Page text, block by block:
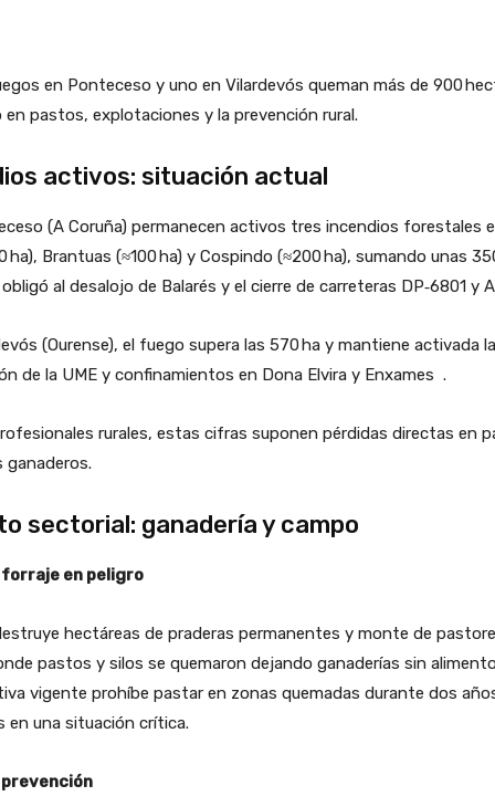
en Ponteceso y uno en Vilardevós queman más de 900
en pastos, explotaciones y la prevención rural.
activos: situación actual
(A Coruña) permanecen activos tres incendios forestales
ha), Brantuas (≈100 ha) y Cospindo (≈200 ha), sumando unas
al desalojo de Balarés y el cierre de carreteras DP‑6801 y
(Ourense), el fuego supera las 570 ha y mantiene activada la
de la UME y confinamientos en Dona Elvira y Enxames .
rurales, estas cifras suponen pérdidas directas en
ganaderos.
sectorial: ganadería y campo
en peligro
hectáreas de praderas permanentes y monte de
pastos y silos se quemaron dejando ganaderías sin
vigente prohíbe pastar en zonas quemadas durante dos
en una situación crítica.